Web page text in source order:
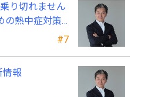
#7
り切れません
の熱中症対策
情報